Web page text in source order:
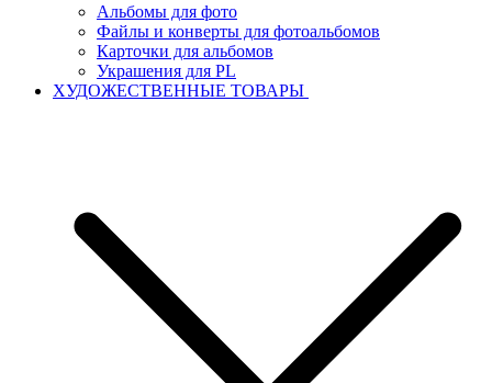
Альбомы для фото
Файлы и конверты для фотоальбомов
Карточки для альбомов
Украшения для PL
ХУДОЖЕСТВЕННЫЕ ТОВАРЫ